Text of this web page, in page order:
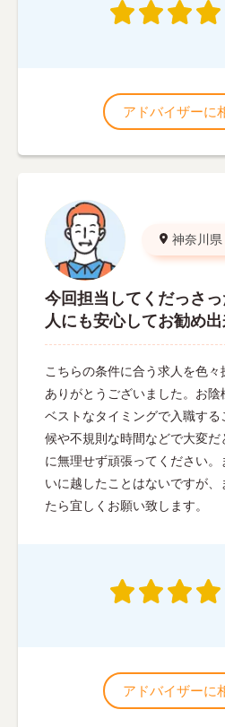
アドバイザーに
神奈川県
今回担当してくだっさ
人にも安心してお勧め出
こちらの条件に合う求人を色々
ありがとうございました。お陰
ベストなタイミングで入職す
候や不規則な時間などで大変
に無理せず頑張ってください
いに越したことはないですが、
たら宜しくお願い致します。
アドバイザーに